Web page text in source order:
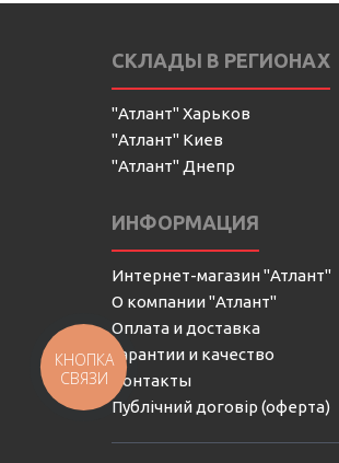
СКЛАДЫ В РЕГИОНАХ
"Атлант" Харьков
"Атлант" Киев
"Атлант" Днепр
ИНФОРМАЦИЯ
Интернет-магазин "Атлант"
О компании "Атлант"
Оплата и доставка
Гарантии и качество
Контакты
Публічний договір (оферта)
КНОПКА
СВЯЗИ